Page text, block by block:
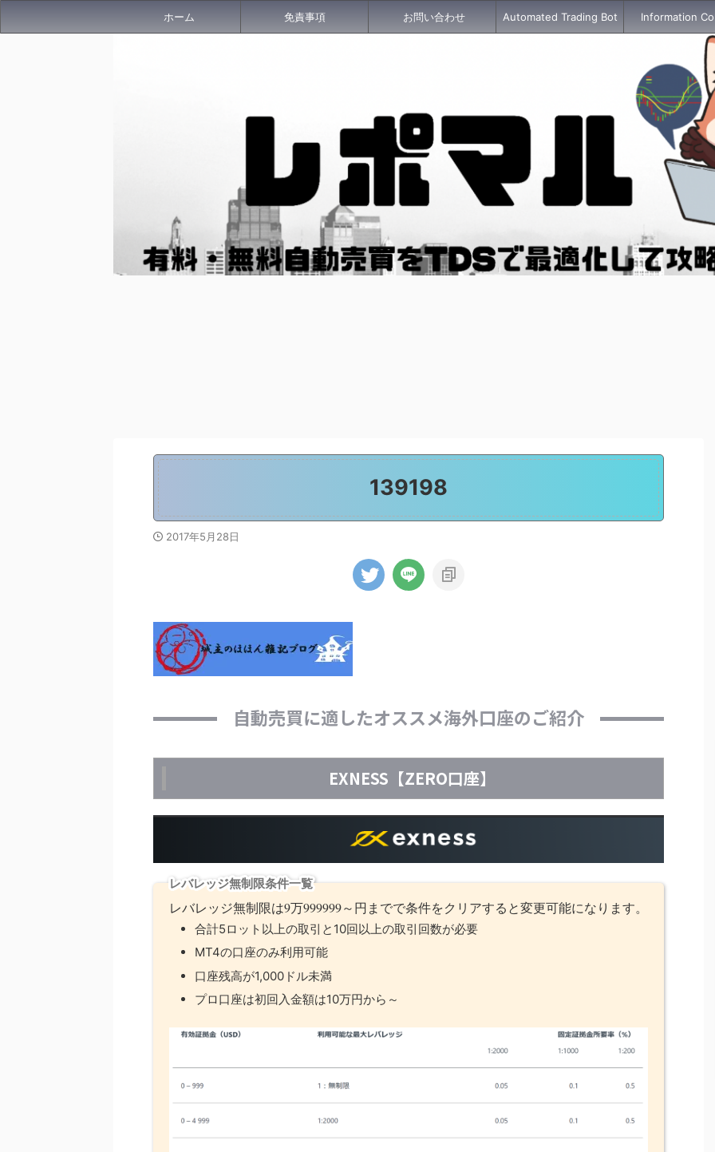
ホーム 免責事項 お問い合わせ Automated Trading Bot Information
139198
2017年5月28日
自動売買に適したオススメ海外口座のご紹介
EXNESS【ZERO口座】
レバレッジ無制限条件一覧
レバレッジ無制限は9万999999～円までで条件をクリアすると変更可能になります。
合計5ロット以上の取引と10回以上の取引回数が必要
MT4の口座のみ利用可能
口座残高が1,000ドル未満
プロ口座は初回入金額は10万円から～